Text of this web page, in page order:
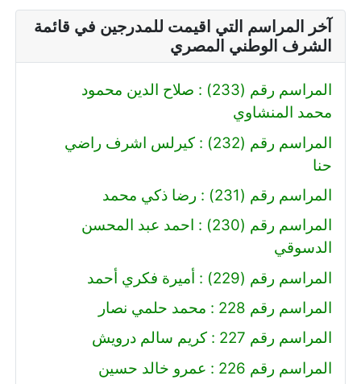
آخر المراسم التي اقيمت للمدرجين في قائمة
الشرف الوطني المصري
المراسم رقم (233) : صلاح الدين محمود
محمد المنشاوي
المراسم رقم (232) : كيرلس اشرف راضي
حنا
المراسم رقم (231) : رضا ذكي محمد
المراسم رقم (230) : احمد عبد المحسن
الدسوقي
المراسم رقم (229) : أميرة فكري أحمد
المراسم رقم 228 : محمد حلمي نصار
المراسم رقم 227 : كريم سالم درويش
المراسم رقم 226 : عمرو خالد حسين